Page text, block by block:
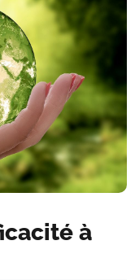
à